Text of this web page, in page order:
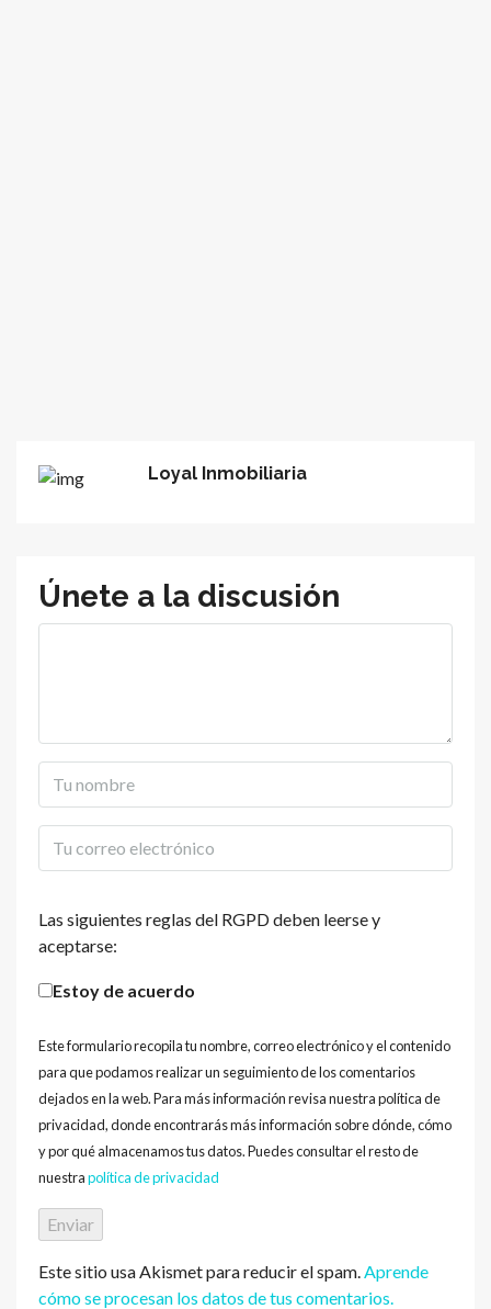
Loyal Inmobiliaria
Únete a la discusión
Las siguientes reglas del RGPD deben leerse y
aceptarse:
Estoy de acuerdo
Este formulario recopila tu nombre, correo electrónico y el contenido
para que podamos realizar un seguimiento de los comentarios
dejados en la web. Para más información revisa nuestra política de
privacidad, donde encontrarás más información sobre dónde, cómo
y por qué almacenamos tus datos. Puedes consultar el resto de
nuestrapolítica de privacidad
Este sitio usa Akismet para reducir el spam.Aprende
cómo se procesan los datos de tus comentarios.